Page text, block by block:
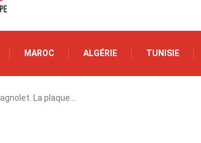
MAROC ALGÉRIE TUNISIE
La plaque…